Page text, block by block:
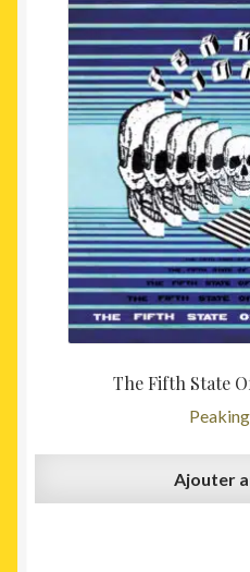
The Fifth State
Ajouter